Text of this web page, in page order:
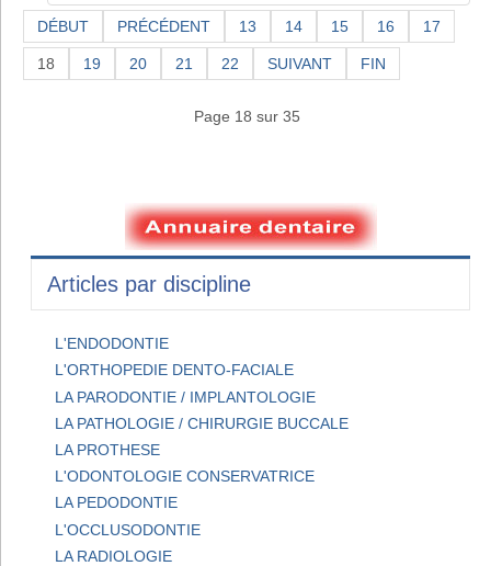
DÉBUT PRÉCÉDENT 13 14 15 16 17
18 19 20 21 22 SUIVANT FIN
Page 18 sur 35
Articles par discipline
L'ENDODONTIE
L'ORTHOPEDIE DENTO-FACIALE
LA PARODONTIE / IMPLANTOLOGIE
LA PATHOLOGIE / CHIRURGIE BUCCALE
LA PROTHESE
L'ODONTOLOGIE CONSERVATRICE
LA PEDODONTIE
L'OCCLUSODONTIE
LA RADIOLOGIE